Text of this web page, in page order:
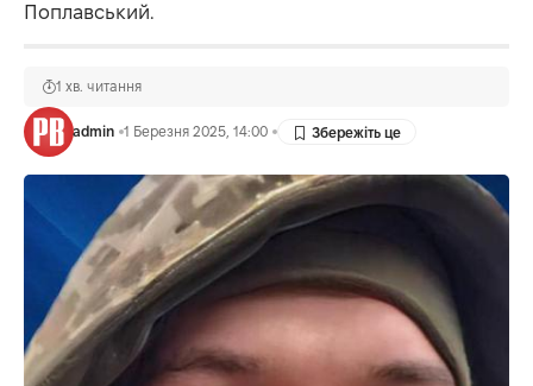
Поплавський.
admin 1 Березня 2025, 14:00
1 хв. читання